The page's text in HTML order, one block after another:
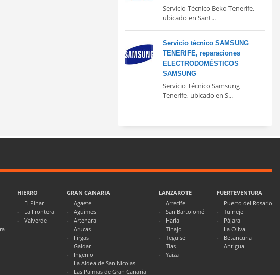
Servicio Técnico Beko Tenerife,
ubicado en Sant...
Servicio técnico SAMSUNG
TENERIFE, reparaciones
ELECTRODOMÉSTICOS
SAMSUNG
Servicio Técnico Samsung
Tenerife, ubicado en S...
HIERRO
El Pinar
La Frontera
Valverde
GRAN CANARIA
Agaete
Agüimes
Artenara
Arucas
Firgas
Galdar
Ingenio
La Aldea de San Nicolas
Las Palmas de Gran Canaria
LANZAROTE
Arrecife
San Bartolomé
Haria
Tinajo
Teguise
Tías
Yaiza
FUERTEVENTURA
Puerto del Rosario
Tuineje
Pájara
La Oliva
Betancuria
Antigua